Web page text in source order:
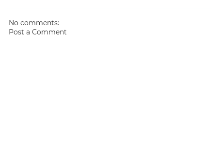
No comments:
Post a Comment